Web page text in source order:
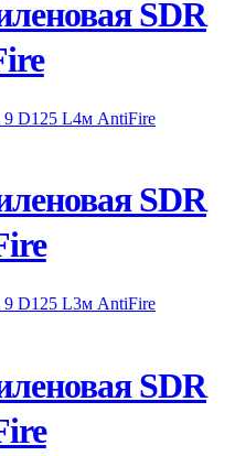
SDR
SDR
SDR